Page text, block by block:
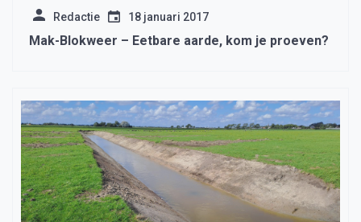
Redactie 18 januari 2017
Mak-Blokweer – Eetbare aarde, kom je proeven?